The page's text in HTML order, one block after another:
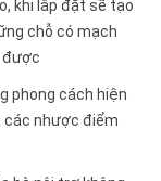
khi lắp đặt sẽ tạo
chỗ có mạch
được
phong cách hiện
các nhược điểm